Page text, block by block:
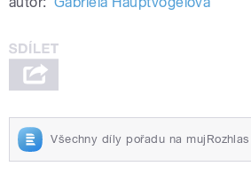
Všechny díly pořadu na mujRozhlas